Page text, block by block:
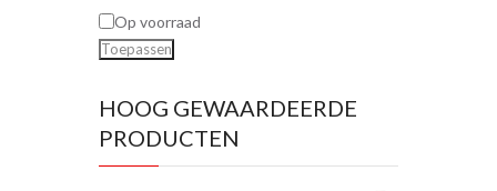
Op voorraad
Toepassen
HOOG GEWAARDEERDE
PRODUCTEN